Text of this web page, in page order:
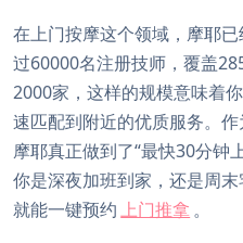
在上门按摩这个领域，摩耶
过60000名注册技师，覆盖
2000家，这样的规模意味着
速匹配到附近的优质服务。作
摩耶真正做到了“最快30分钟
你是深夜加班到家，还是周
就能一键预约上门推拿。